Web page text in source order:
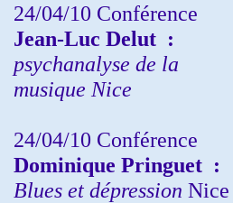
24/04/10 Conférence
Jean-Luc Delut :
psychanalyse de la
musique Nice
24/04/10 Conférence
Dominique Pringuet :
Blues et dépression Nice